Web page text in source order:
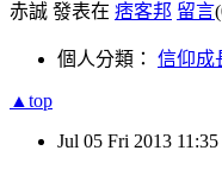
赤誠 發表在 痞客邦 留言
個人分類： 信仰成
▲top
Jul 05 Fri 2013 11:35